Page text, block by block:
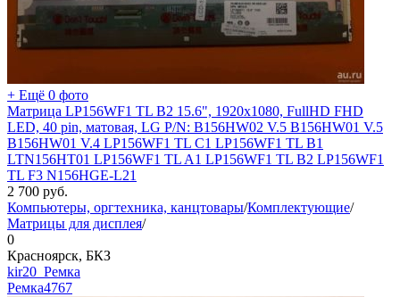
+ Ещё 0 фото
Матрица LP156WF1 TL B2 15.6", 1920x1080, FullHD FHD
LED, 40 pin, матовая, LG P/N: B156HW02 V.5 B156HW01 V.5
B156HW01 V.4 LP156WF1 TL C1 LP156WF1 TL B1
LTN156HT01 LP156WF1 TL A1 LP156WF1 TL B2 LP156WF1
TL F3 N156HGE-L21
2 700 руб.
Компьютеры, оргтехника, канцтовары/Комплектующие/
Матрицы для дисплея/
0
Красноярск, БКЗ
kir20_Ремка
Ремка4767